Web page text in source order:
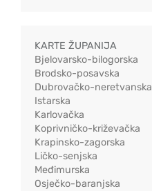
KARTE ŽUPANIJA
Bjelovarsko-bilogorska
Brodsko-posavska
Dubrovačko-neretvanska
Istarska
Karlovačka
Koprivničko-križevačka
Krapinsko-zagorska
Ličko-senjska
Međimurska
Osječko-baranjska